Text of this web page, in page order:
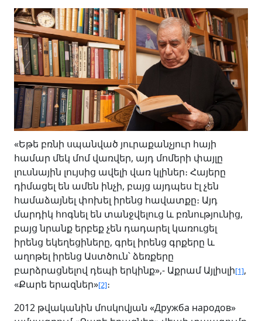
«Եթե բռնի սպանված յուրաքանչյուր հայի
համար մեկ մոմ վառվեր, այդ մոմերի փայլը
լուսնային լույսից ավելի վառ կլիներ։ Հայերը
դիմացել են ամեն ինչի, բայց այդպես էլ չեն
համաձայնել փոխել իրենց հավատքը։ Այդ
մարդիկ հոգնել են տանջվելուց և բռնությունից,
բայց նրանք երբեք չեն դադարել կառուցել
իրենց եկեղեցիները, գրել իրենց գրքերը և
աղոթել իրենց Աստծուն՝ ձեռքերը
բարձրացնելով դեպի երկինք»,- Աքրամ Այլիսլի[1],
«Քարե երազներ»[2]։
2012 թվականին մոսկովյան «Дружба народов»